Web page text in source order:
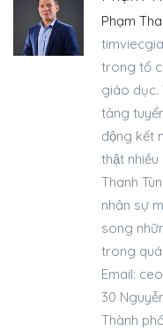
Phạm
trong tổ
giáo dục.
tảng
động kết
thật
Thanh
nhân sự
song
trong quá
Email:
30
Thành